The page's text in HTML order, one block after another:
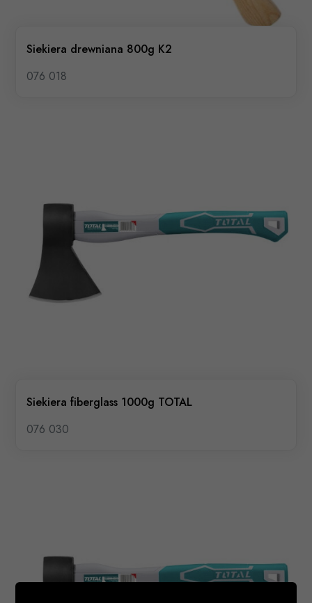
Siekiera drewniana 800g K2
076 018
Siekiera fiberglass 1000g TOTAL
076 030